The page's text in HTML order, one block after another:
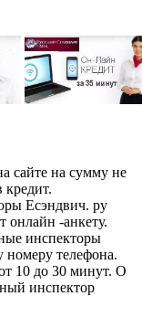
сайте на сумму не
кредит.
Есэндвич. ру
онлайн -анкету.
инспекторы
номеру телефона.
10 до 30 минут. О
инспектор